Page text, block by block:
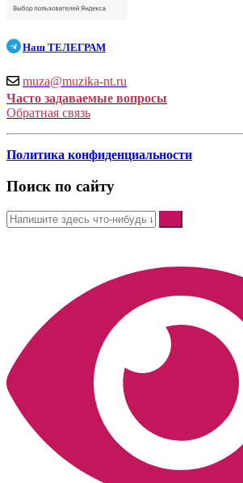
Наш ТЕЛЕГРАМ
muza@muzika-nt.ru
Часто задаваемые вопросы
Обратная связь
Политика конфиденциальности
Поиск по сайту